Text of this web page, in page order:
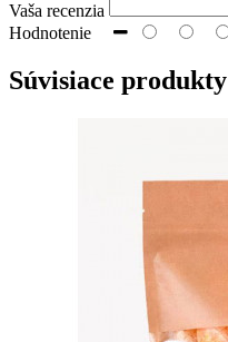
Vaša recenzia
Hodnotenie
Súvisiace produkty